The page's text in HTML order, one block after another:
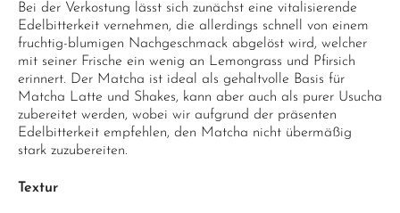
Bei der Verkostung lässt sich zunächst eine vitalisierende
Edelbitterkeit vernehmen, die allerdings schnell von einem
fruchtig-blumigen Nachgeschmack abgelöst wird, welcher
mit seiner Frische ein wenig an Lemongrass und Pfirsich
erinnert. Der Matcha ist ideal als gehaltvolle Basis für
Matcha Latte und Shakes, kann aber auch als purer Usucha
zubereitet werden, wobei wir aufgrund der präsenten
Edelbitterkeit empfehlen, den Matcha nicht übermäßig
stark zuzubereiten.
Textur